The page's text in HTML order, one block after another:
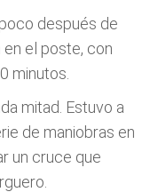
después de
el poste, con
minutos.
mitad. Estuvo a
de maniobras en
un cruce que